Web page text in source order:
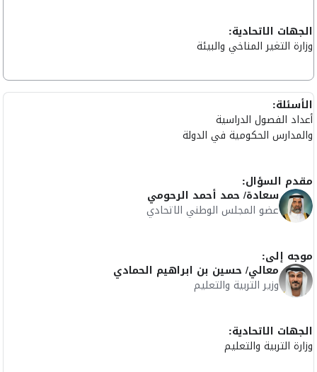
الجهات الاتحادية:
وزارة التغير المناخي والبيئة
الأسئلة:
أعداد الفصول الدراسية
والمدارس الحكومية في الدولة
مقدم السؤال:
سعادة/ حمد أحمد الرحومي
عضو المجلس الوطني الاتحادي
موجه إلى:
معالي/ حسين بن ابراهيم الحمادي
وزير التربية والتعليم
الجهات الاتحادية:
وزارة التربية والتعليم